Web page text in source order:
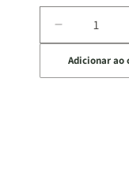
Diminuir
a
quantidade
de
Adicionar ao